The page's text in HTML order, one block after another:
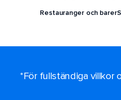
Restauranger och barer
*För fullständiga villkor